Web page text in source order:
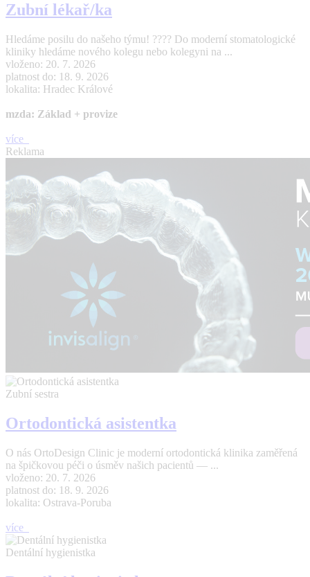
Zubní lékař/ka
Hledáme posilu do našeho týmu! ???? Do moderní stomatologické
kliniky hledáme nového kolegu nebo kolegyni na ...
vloženo: 20. 7. 2026
platnost do: 18. 9. 2026
lokalita: Hradec Králové
mzda: Základ + provize
více
Reklama
Zubní sestra
Ortodontická asistentka
O nás OrtoDesign Clinic je moderní ortodontická klinika zaměřená
na špičkovou péči o úsměv našich pacientů — ...
vloženo: 20. 7. 2026
platnost do: 18. 9. 2026
lokalita: Ostrava-Poruba
více
Dentální hygienistka